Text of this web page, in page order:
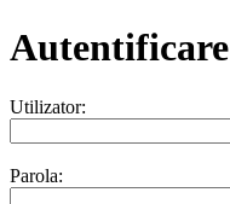
Autentificare
Utilizator:
Parola: